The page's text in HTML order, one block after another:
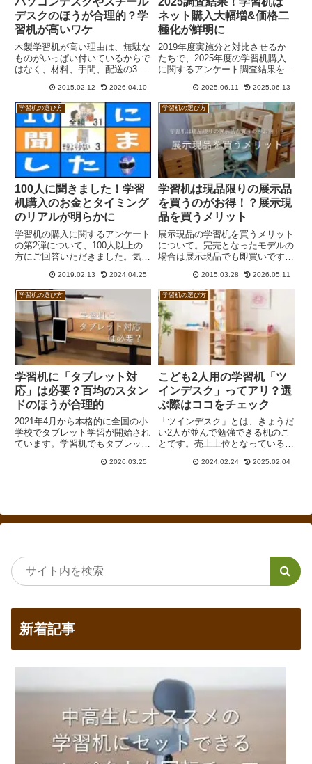
デスクのほうが合理的？学
習机が高いワケ
木製学習机が高い理由は、無駄な
ものがいっぱい付いているからで
はなく、材料、手間、配送の3つ
も木製学習机を選ぶ人が多いの
は、良いものが欲しいから、単に
道具として使えれば良いわけじゃ
なくて高い満足が得られるものが
欲しいからと考える人が多いため
です。スチールデスクのほうが合
理的です。
2015.02.12 2026.04.10
ネット購入大幅増&価格二
極化が鮮明に
2019年度実施分と対比させるか
たちで、2025年度の学習机購入
に関するアンケート調査結果を報
の影響を受けながらも、やはり二
極化が進んでいるようです。家具
店にまったく足を運ばない方が増
えていることもあって、ネット購
入が半数近くまで増えています。
2025.06.11 2025.06.13
学習机の選び方
100人に聞きました！学習
机購入のお金とタイミング
のリアルが明らかに
学習机の購入に関するアンケート
の第2弾について、100人以上の
方にご回答いただきました。気に
平均購入価格帯を上回る8万円以
上の学習机を購入、祖父母からの
援助の有無は半々という結果にな
るなど、購入のタイミングやお金
のリアルが伝わってきます。
2019.02.13 2024.04.25
学習机の選び方
学習机は現品限りの展示品
を買うのがお得！？展示現
品を買うメリット
展示現品の学習机を買うメリット
について。完売となったモデルの
場合は展示現品でも即買いです。
に買えることが多いです。展示現
品なら天然木でも木目で失敗する
ことがありません。
2015.03.28 2026.05.11
学習机の選び方
学習机に「タブレット対
応」は必要？百均のスタン
ドのほうが合理的
2021年4月から本格的に全国の小
学校でタブレット学習が開始され
ています。学習机でもタブレット
が、その必要はあるのでしょう
100均のスタンドでOKです。
2026.03.25
学習机の選び方
こども2人用の学習机「ツ
インデスク」ってアリ？選
ぶ際はココをチェック
「ツインデスク」とは、きょうだ
い2人が並んで勉強できる机のこ
とです。売上上位となっているも
どを占め、引出しがなく、天板サ
率直なところです。
2024.02.24 2025.02.04
新着記事